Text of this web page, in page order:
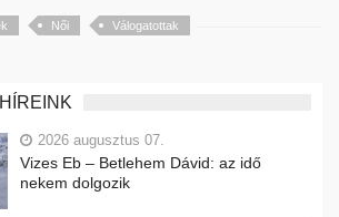
Női Válogatottak
2026 augusztus 07.
Vizes Eb – Betlehem Dávid: az idő
nekem dolgozik